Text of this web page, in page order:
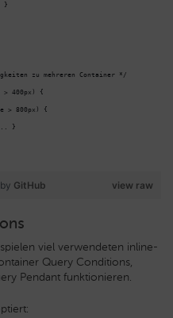
}
zu mehreren Container */
> 400px) {
> 800px) {
}
view raw
GitHub
viel verwendeten inline-
Query Conditions,
Pendant funktionieren.